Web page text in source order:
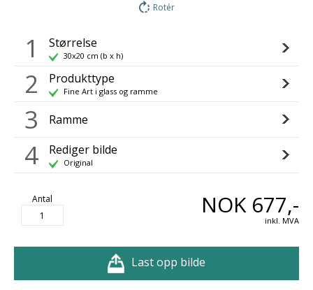
Rotér
1 Størrelse
30x20 cm (b x h)
2 Produkttype
Fine Art i glass og ramme
3 Ramme
4 Rediger bilde
Original
Antal NOK 677,-
inkl. MVA
Last opp bilde